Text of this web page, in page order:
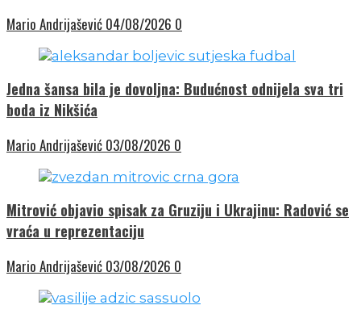
Mario Andrijašević 04/08/2026 0
Jedna šansa bila je dovoljna: Budućnost odnijela sva tri
boda iz Nikšića
Mario Andrijašević 03/08/2026 0
Mitrović objavio spisak za Gruziju i Ukrajinu: Radović se
vraća u reprezentaciju
Mario Andrijašević 03/08/2026 0